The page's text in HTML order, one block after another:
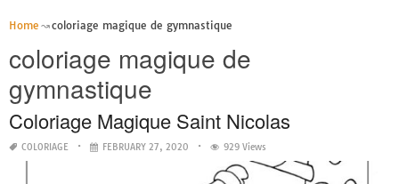
Home coloriage magique de gymnastique
coloriage magique de
gymnastique
Coloriage Magique Saint Nicolas
COLORIAGE FEBRUARY 27, 2020 929 Views